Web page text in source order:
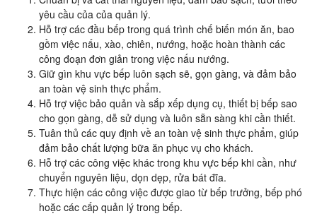
yêu cầu của của quản lý.
Hỗ trợ các đầu bếp trong quá trình chế biến món ăn, bao
gồm việc nấu, xào, chiên, nướng, hoặc hoàn thành các
công đoạn đơn giản trong việc nấu nướng.
Giữ gìn khu vực bếp luôn sạch sẽ, gọn gàng, và đảm bảo
an toàn vệ sinh thực phẩm.
Hỗ trợ việc bảo quản và sắp xếp dụng cụ, thiết bị bếp sao
cho gọn gàng, dễ sử dụng và luôn sẵn sàng khi cần thiết.
Tuân thủ các quy định về an toàn vệ sinh thực phẩm, giúp
đảm bảo chất lượng bữa ăn phục vụ cho khách.
Hỗ trợ các công việc khác trong khu vực bếp khi cần, như
chuyển nguyên liệu, dọn dẹp, rửa bát đĩa.
Thực hiện các công việc được giao từ bếp trưởng, bếp phó
hoặc các cấp quản lý trong bếp.